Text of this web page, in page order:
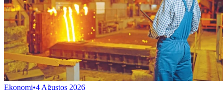
Ekonomi•4 Ağustos 2026